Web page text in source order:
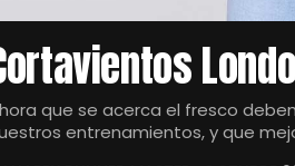
que se acerca el fresco
entrenamientos, y que